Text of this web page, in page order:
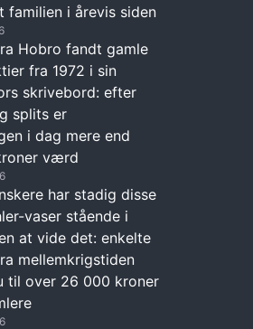
familien i årevis siden
Hobro fandt gamle
fra 1972 i sin
skrivebord: efter
splits er
i dag mere end
værd
har stadig disse
vaser stående i
at vide det: enkelte
mellemkrigstiden
til over 26 000 kroner